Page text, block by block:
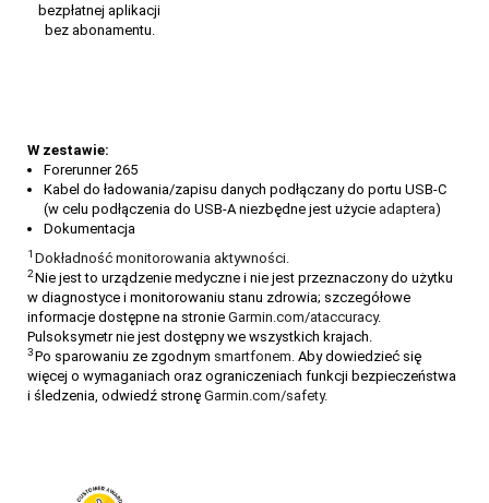
bezpłatnej aplikacji
bez abonamentu.
W zestawie:
Forerunner 265
Kabel do ładowania/zapisu danych podłączany do portu USB-C
(w celu podłączenia do USB-A niezbędne jest użycie adaptera)
Dokumentacja
1 Dokładność monitorowania aktywności.
2Nie jest to urządzenie medyczne i nie jest przeznaczony do użytku
w diagnostyce i monitorowaniu stanu zdrowia; szczegółowe
informacje dostępne na stronie Garmin.com/ataccuracy.
Pulsoksymetr nie jest dostępny we wszystkich krajach.
3Po sparowaniu ze zgodnym smartfonem. Aby dowiedzieć się
więcej o wymaganiach oraz ograniczeniach funkcji bezpieczeństwa
i śledzenia, odwiedź stronę Garmin.com/safety.
Święta zbliżają się szybciej, niż myślisz. Jeśli szukasz prezentu dla